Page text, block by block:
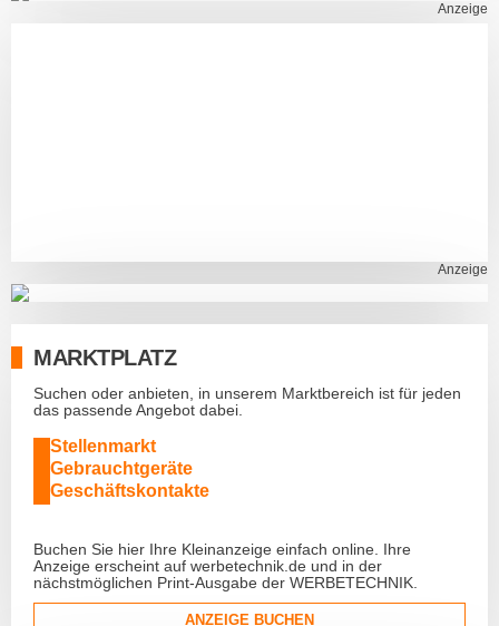
Anzeige
Anzeige
MARKTPLATZ
Suchen oder anbieten, in unserem Marktbereich ist für jeden
das passende Angebot dabei.
Stellenmarkt
Gebrauchtgeräte
Geschäftskontakte
Buchen Sie hier Ihre Kleinanzeige einfach online. Ihre
Anzeige erscheint auf werbetechnik.de und in der
nächstmöglichen Print-Ausgabe der WERBETECHNIK.
ANZEIGE BUCHEN